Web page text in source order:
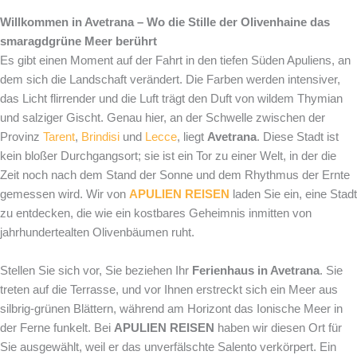
Willkommen in Avetrana – Wo die Stille der Olivenhaine das
smaragdgrüne Meer berührt
Es gibt einen Moment auf der Fahrt in den tiefen Süden Apuliens, an
dem sich die Landschaft verändert. Die Farben werden intensiver,
das Licht flirrender und die Luft trägt den Duft von wildem Thymian
und salziger Gischt. Genau hier, an der Schwelle zwischen der
Provinz Tarent, Brindisi und Lecce, liegt Avetrana. Diese Stadt ist
kein bloßer Durchgangsort; sie ist ein Tor zu einer Welt, in der die
Zeit noch nach dem Stand der Sonne und dem Rhythmus der Ernte
gemessen wird. Wir von APULIEN REISEN
laden Sie ein, eine Stadt
zu entdecken, die wie ein kostbares Geheimnis inmitten von
jahrhundertealten Olivenbäumen ruht.
Stellen Sie sich vor, Sie beziehen Ihr Ferienhaus in Avetrana. Sie
treten auf die Terrasse, und vor Ihnen erstreckt sich ein Meer aus
silbrig-grünen Blättern, während am Horizont das Ionische Meer in
der Ferne funkelt. Bei APULIEN REISEN haben wir diesen Ort für
Sie ausgewählt, weil er das unverfälschte Salento verkörpert. Ein